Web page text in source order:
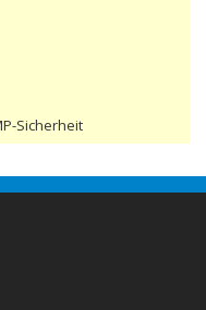
Sicherheit